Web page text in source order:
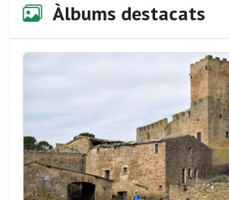
Àlbums destacats